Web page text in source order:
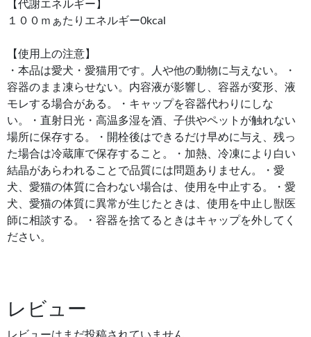
【代謝エネルギー】
１００ｍぁたりエネルギー0kcal
【使用上の注意】
・本品は愛犬・愛猫用です。人や他の動物に与えない。・
容器のまま凍らせない。内容液が影響し、容器が変形、液
モレする場合がある。・キャップを容器代わりにしな
い。・直射日光・高温多湿を酒、子供やペットが触れない
場所に保存する。・開栓後はできるだけ早めに与え、残っ
た場合は冷蔵庫で保存すること。・加熱、冷凍により白い
結晶があらわれることで品質には問題ありません。・愛
犬、愛猫の体質に合わない場合は、使用を中止する。・愛
犬、愛猫の体質に異常が生じたときは、使用を中止し獣医
師に相談する。・容器を捨てるときはキャップを外してく
ださい。
レビュー